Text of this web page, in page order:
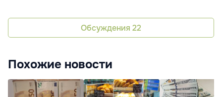
Обсуждения 22
Похожие новости